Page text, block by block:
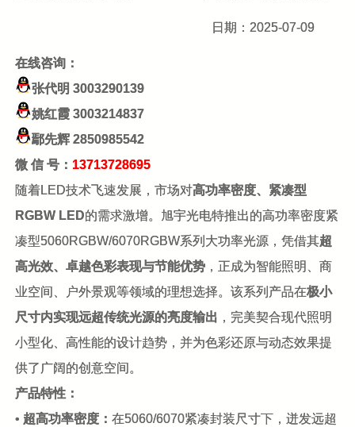
日期：2025-07-09
在线咨询：
张代明3003290139
姚红霞3003214837
鄢先辉2850985542
微 信 号： 13713728695
随着LED技术飞速发展，市场对高功率密度、紧凑型
RGBW LED的需求激增。旭宇光电特推出的高功率密度紧
凑型5060RGBW/6070RGBW系列大功率光源，凭借其超
高光效、卓越色彩表现与节能优势 ，正成为智能照明、商
业空间、户外景观等领域的理想选择。该系列产品在极小
尺寸内实现远超传统光源的亮度输出 ，完美契合现代照明
小型化、高性能的设计趋势，并为色彩还原与动态效果提
供了广阔的创意空间。
产品特性：
• 超高功率密度：在5060/6070紧凑封装尺寸下，迸发远超